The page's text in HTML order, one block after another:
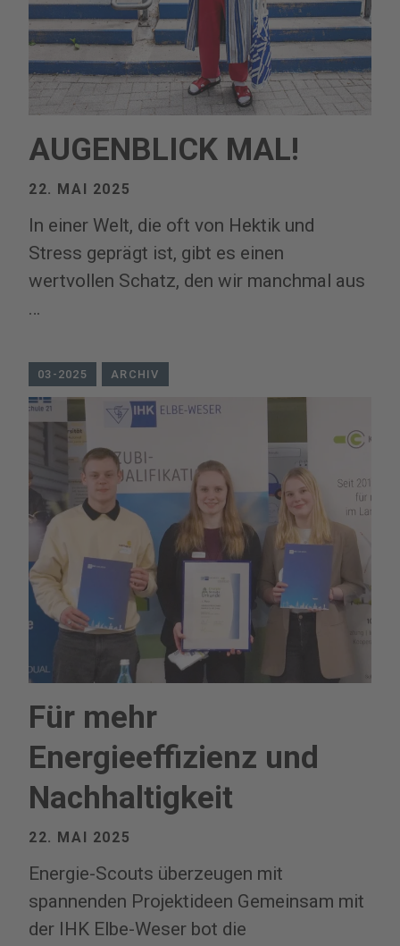
AUGENBLICK MAL!
22. MAI 2025
In einer Welt, die oft von Hektik und
Stress geprägt ist, gibt es einen
wertvollen Schatz, den wir manchmal aus
…
03-2025 ARCHIV
Für mehr
Energieeffizienz und
Nachhaltigkeit
22. MAI 2025
Energie-Scouts überzeugen mit
spannenden Projektideen Gemeinsam mit
der IHK ­Elbe-Weser bot die